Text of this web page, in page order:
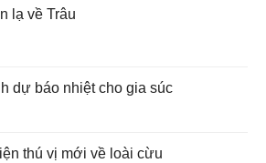
lạ về Trâu
dự báo nhiệt cho gia súc
thú vị mới về loài cừu